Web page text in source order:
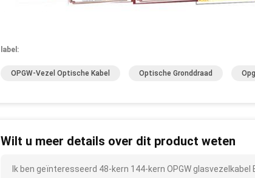
label:
OPGW-Vezel Optische Kabel Optische Gronddraad
Wilt u meer details over dit product weten
Ik ben geïnteresseerd 48-kern 144-kern OPGW